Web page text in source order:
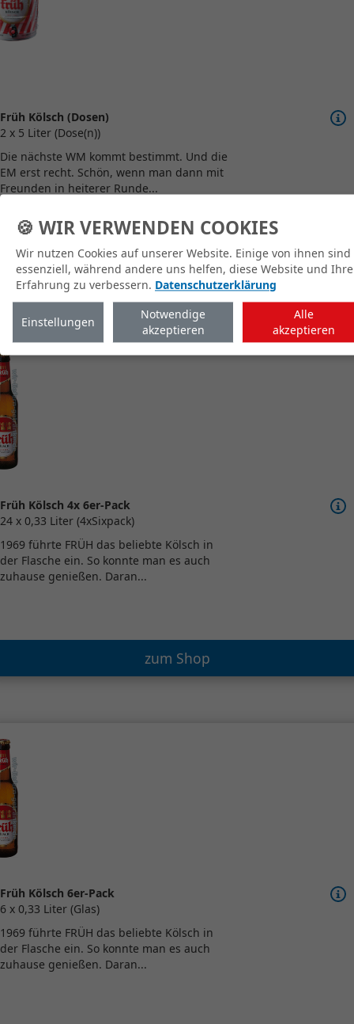
Früh Kölsch (Dosen)
2 x 5 Liter (Dose(n))
Die nächste WM kommt bestimmt. Und die
EM erst recht. Schön, wenn man dann mit
Freunden in heiterer Runde...
zum Shop
Früh Kölsch 4x 6er-Pack
24 x 0,33 Liter (4xSixpack)
1969 führte FRÜH das beliebte Kölsch in
der Flasche ein. So konnte man es auch
zuhause genießen. Daran...
zum Shop
Früh Kölsch 6er-Pack
6 x 0,33 Liter (Glas)
1969 führte FRÜH das beliebte Kölsch in
der Flasche ein. So konnte man es auch
zuhause genießen. Daran...
🍪 WIR VERWENDEN COOKIES
Wir nutzen Cookies auf unserer Website. Einige von ihnen sind
essenziell, während andere uns helfen, diese Website und Ihre
Erfahrung zu verbessern. Datenschutzerklärung
Einstellungen
Notwendige
akzeptieren
Alle
akzeptieren